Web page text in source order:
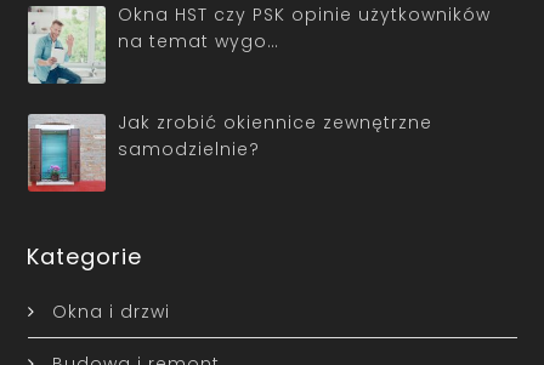
Okna HST czy PSK opinie użytkowników
na temat wygo…
Jak zrobić okiennice zewnętrzne
samodzielnie?
Kategorie
Okna i drzwi